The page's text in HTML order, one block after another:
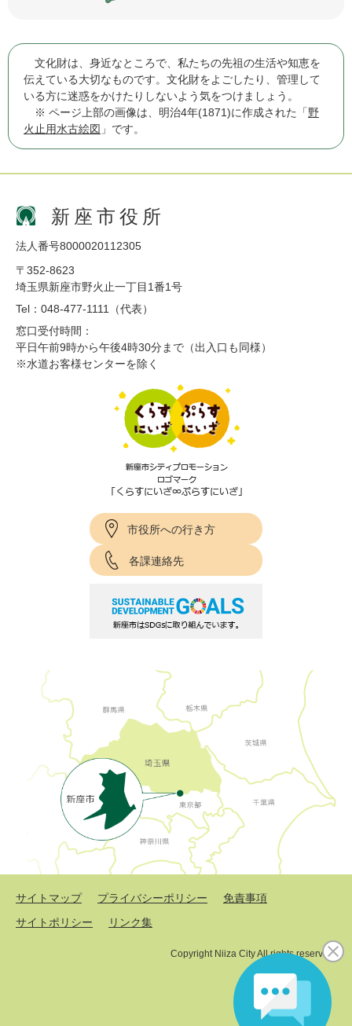
文化財は、身近なところで、私たちの先祖の生活や知恵を
伝えている大切なものです。文化財をよごしたり、管理して
いる方に迷惑をかけたりしないよう気をつけましょう。
※ ページ上部の画像は、明治4年(1871)に作成された「野
火止用水古絵図 」です。
新座市役所
法人番号8000020112305
〒352-8623
埼玉県新座市野火止一丁目1番1号
Tel：048-477-1111（代表）
窓口受付時間：
平日午前9時から午後4時30分まで（出入口も同様）
※水道お客様センターを除く
市役所への行き方
各課連絡先
サイトマップ プライバシーポリシー
免責事項
サイトポリシー
リンク集
Copyright Niiza City All rights reserved.